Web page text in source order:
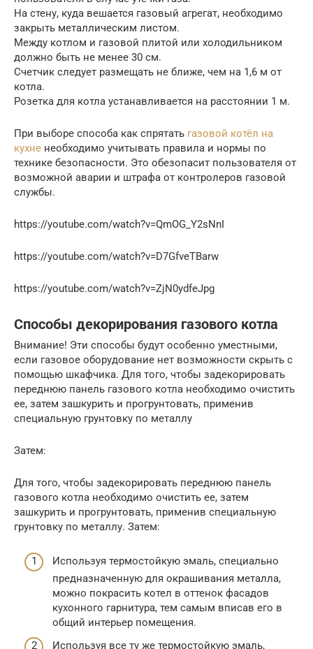
На стену, куда вешается газовый агрегат, необходимо
закрыть металлическим листом.
Между котлом и газовой плитой или холодильником
должно быть не менее 30 см.
Счетчик следует размещать не ближе, чем на 1,6 м от
котла.
Розетка для котла устанавливается на расстоянии 1 м.
При выборе способа как спрятать газовой котёл на
кухне необходимо учитывать правила и нормы по
технике безопасности. Это обезопасит пользователя от
возможной аварии и штрафа от контролеров газовой
службы.
https://youtube.com/watch?v=QmOG_Y2sNnI
https://youtube.com/watch?v=D7GfveTBarw
https://youtube.com/watch?v=ZjN0ydfeJpg
Способы декорирования газового котла
Внимание! Эти способы будут особенно уместными,
если газовое оборудование нет возможности скрыть с
помощью шкафчика. Для того, чтобы задекорировать
переднюю панель газового котла необходимо очистить
ее, затем зашкурить и прогрунтовать, применив
специальную грунтовку по металлу
Затем:
Для того, чтобы задекорировать переднюю панель
газового котла необходимо очистить ее, затем
зашкурить и прогрунтовать, применив специальную
грунтовку по металлу. Затем:
Используя термостойкую эмаль, специально
предназначенную для окрашивания металла,
можно покрасить котел в оттенок фасадов
кухонного гарнитура, тем самым вписав его в
общий интерьер помещения.
Используя все ту же термостойкую эмаль,